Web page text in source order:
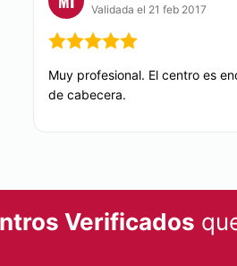
Validada el 21 feb 2017
Muy profesional. El centro es
de cabecera.
Verificados